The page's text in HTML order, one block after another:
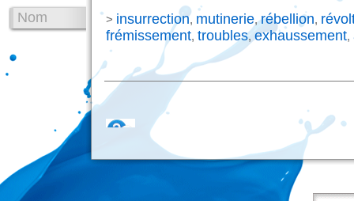
Nom > insurrection, mutinerie,rébellion,
frémissement, troubles, exhaussement,